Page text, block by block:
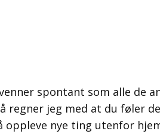
spontant som alle de
regner jeg med at du føler
nye ting utenfor